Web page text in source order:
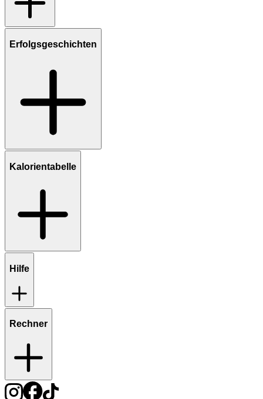
Erfolgsgeschichten
Kalorientabelle
Hilfe
Rechner